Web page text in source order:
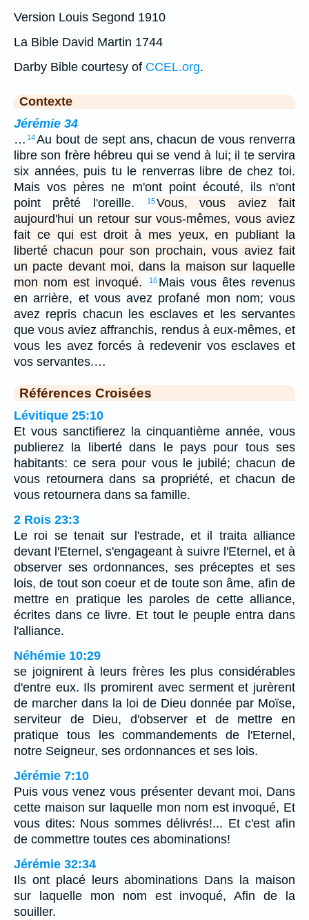
Version Louis Segond 1910
La Bible David Martin 1744
Darby Bible courtesy of CCEL.org.
Contexte
Jérémie 34
… 14Au bout de sept ans, chacun de vous renverra
libre son frère hébreu qui se vend à lui; il te servira
six années, puis tu le renverras libre de chez toi.
Mais vos pères ne m'ont point écouté, ils n'ont
point prêté l'oreille.
15Vous, vous aviez fait
aujourd'hui un retour sur vous-mêmes, vous aviez
fait ce qui est droit à mes yeux, en publiant la
liberté chacun pour son prochain, vous aviez fait
un pacte devant moi, dans la maison sur laquelle
mon nom est invoqué.
16 Mais vous êtes revenus
en arrière, et vous avez profané mon nom; vous
avez repris chacun les esclaves et les servantes
que vous aviez affranchis, rendus à eux-mêmes, et
vous les avez forcés à redevenir vos esclaves et
vos servantes.…
Références Croisées
Lévitique 25:10
Et vous sanctifierez la cinquantième année, vous
publierez la liberté dans le pays pour tous ses
habitants: ce sera pour vous le jubilé; chacun de
vous retournera dans sa propriété, et chacun de
vous retournera dans sa famille.
2 Rois 23:3
Le roi se tenait sur l'estrade, et il traita alliance
devant l'Eternel, s'engageant à suivre l'Eternel, et à
observer ses ordonnances, ses préceptes et ses
lois, de tout son coeur et de toute son âme, afin de
mettre en pratique les paroles de cette alliance,
écrites dans ce livre. Et tout le peuple entra dans
l'alliance.
Néhémie 10:29
se joignirent à leurs frères les plus considérables
d'entre eux. Ils promirent avec serment et jurèrent
de marcher dans la loi de Dieu donnée par Moïse,
serviteur de Dieu, d'observer et de mettre en
pratique tous les commandements de l'Eternel,
notre Seigneur, ses ordonnances et ses lois.
Jérémie 7:10
Puis vous venez vous présenter devant moi, Dans
cette maison sur laquelle mon nom est invoqué, Et
vous dites: Nous sommes délivrés!... Et c'est afin
de commettre toutes ces abominations!
Jérémie 32:34
Ils ont placé leurs abominations Dans la maison
sur laquelle mon nom est invoqué, Afin de la
souiller.